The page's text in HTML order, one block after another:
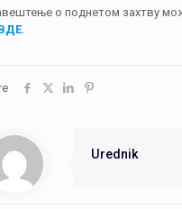
о поднетом захтву
.
Urednik